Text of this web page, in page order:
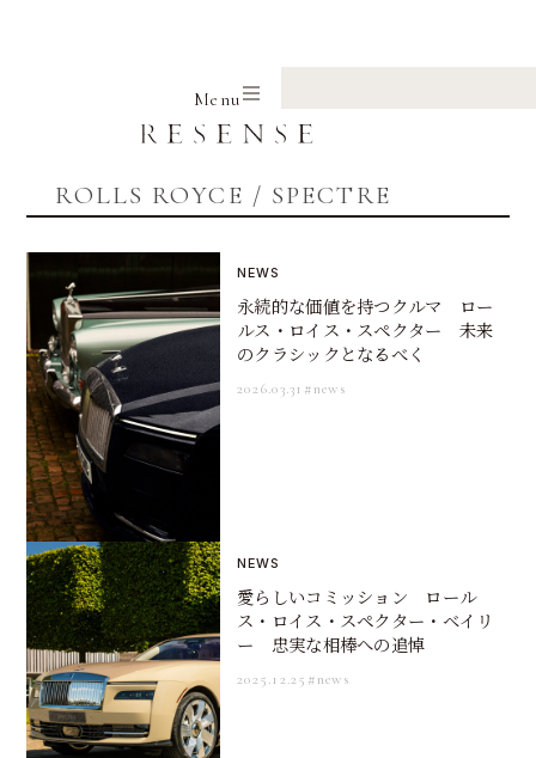
Menu
SPECTRE
ROLLS ROYCE / SPECTRE
NEWS
永続的な価値を持つクルマ ロー
ルス・ロイス・スペクター 未来
のクラシックとなるべく
2026.03.31 #news
NEWS
愛らしいコミッション ロール
ス・ロイス・スペクター・ベイリ
ー 忠実な相棒への追悼
2025.12.25 #news